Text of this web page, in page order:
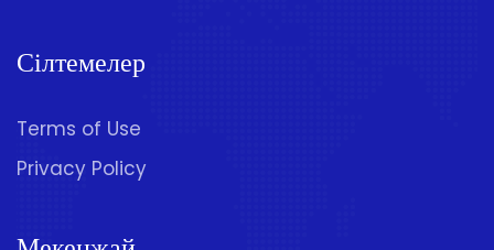
Сілтемелер
Terms of Use
Privacy Policy